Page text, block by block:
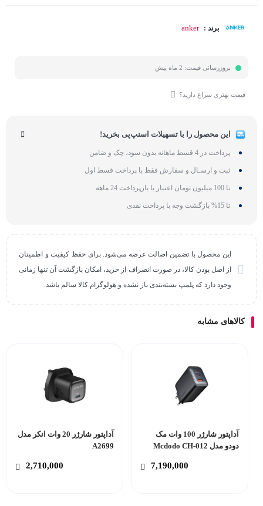
برند : anker
بروزرسانی قیمت: 2 ماه پیش
قیمت بهتری سراغ دارید؟
این محصول را با تسهیلات اسنپ‌پی بخرید!
پرداخت در 4 قسط ماهانه بدون سود، چک و ضامن
ثبت و ارسـال و سفارش فقط با پرداخت قسط اول
تا 100 میلیون تومان اعتبار با بازپرداخت 24 ماهه
تا 15% بازگشت وجه با پرداخت نقدی
این محصول با تضمین اصالت عرضه می‌شود. برای حفظ کیفیت و اطمینان
از اصل بودن کالا، در صورت انصراف از خرید، امکان بازگشت آن تنها زمانی
وجود دارد که پلمپ بسته‌بندی باز نشده و هولوگرام کالا سالم باشد.
کالاهای مشابه
آداپتور شارژر 100 وات مک
دودو مدل Mcdodo CH-012
7,190,000
آداپتور شارژر 20 وات انکر مدل
A2699
2,710,000